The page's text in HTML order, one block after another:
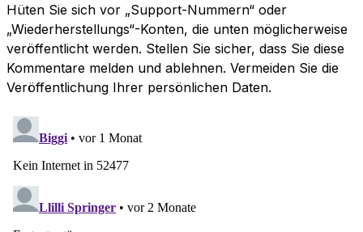
Hüten Sie sich vor „Support-Nummern“ oder
„Wiederherstellungs“-Konten, die unten möglicherweise
veröffentlicht werden. Stellen Sie sicher, dass Sie diese
Kommentare melden und ablehnen. Vermeiden Sie die
Veröffentlichung Ihrer persönlichen Daten.